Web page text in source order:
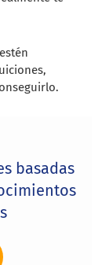
basadas